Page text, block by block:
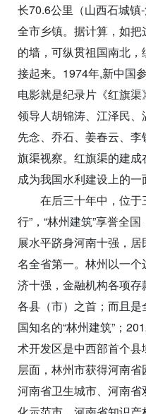
长70.6公里（山西石城
全市乡镇。据计算，如
的墙，可纵贯祖国南北
接起来。1974年,新中国
电影就是纪录片《红旗
领导人胡锦涛、江泽民
先念、乔石、姜春云、
旗渠视察。红旗渠的建成
成为我国水利建设上的一
在后三十年中，位于
行”，“林州建筑”享誉全
展水平跻身河南十强，
名全省第一。林州以一
济十强，金融机构各项
各县（市）之首；而且
国知名的“林州建筑”；
术开发区是中西部首个
层面，林州市获得河南省
河南省卫生城市、河南